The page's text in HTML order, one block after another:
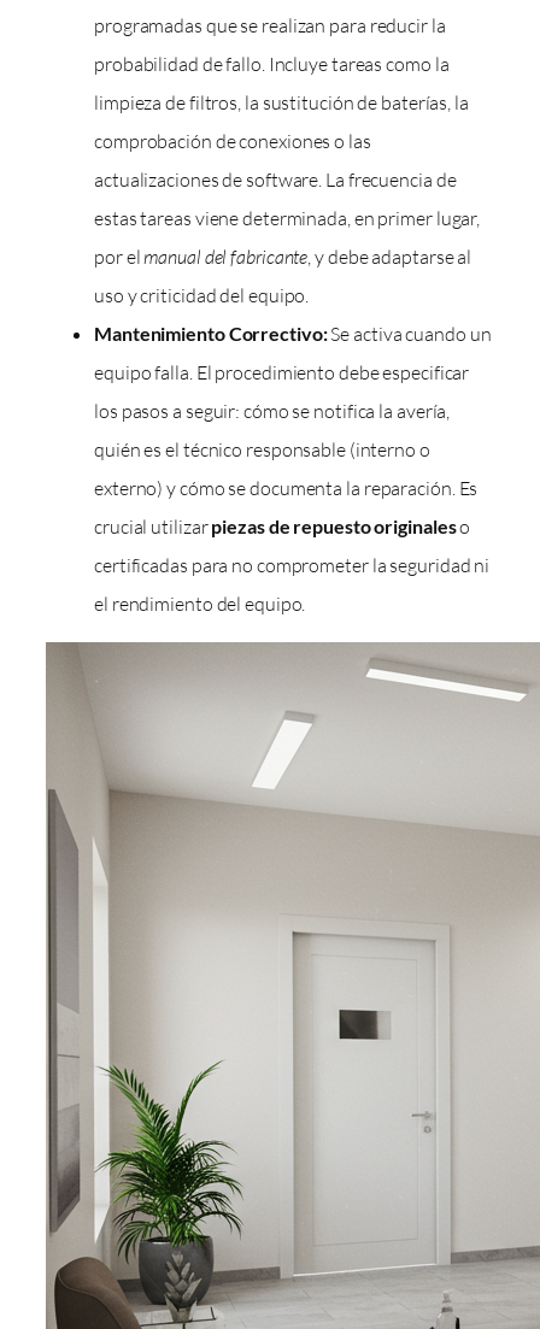
programadas que se realizan para reducir la
probabilidad de fallo. Incluye tareas como la
limpieza de filtros, la sustitución de baterías, la
comprobación de conexiones o las
actualizaciones de software. La frecuencia de
estas tareas viene determinada, en primer lugar,
por el manual del fabricante , y debe adaptarse al
uso y criticidad del equipo.
Mantenimiento Correctivo:Se activa cuando un
equipo falla. El procedimiento debe especificar
los pasos a seguir: cómo se notifica la avería,
quién es el técnico responsable (interno o
externo) y cómo se documenta la reparación. Es
crucial utilizarpiezas de repuesto originaleso
certificadas para no comprometer la seguridad ni
el rendimiento del equipo.